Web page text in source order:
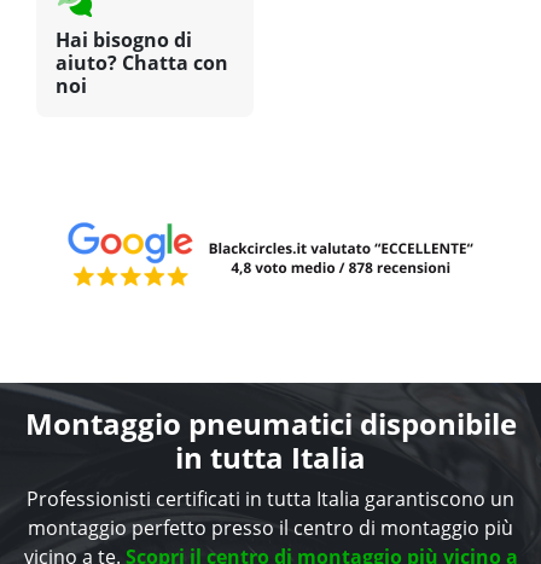
Hai bisogno di
aiuto? Chatta con
noi
Montaggio pneumatici disponibile
in tutta Italia
Professionisti certificati in tutta Italia garantiscono un
montaggio perfetto presso il centro di montaggio più
vicino a te. Scopri il centro di montaggio più vicino a